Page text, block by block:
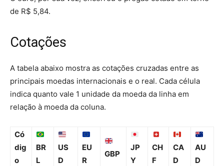
de R$ 5,84.
Cotações
A tabela abaixo mostra as cotações cruzadas entre as
principais moedas internacionais e o real. Cada célula
indica quanto vale 1 unidade da moeda da linha em
relação à moeda da coluna.
Có
dig
o
BR
L
US
D
EU
R
GBP
JP
Y
CH
F
CA
D
AU
D